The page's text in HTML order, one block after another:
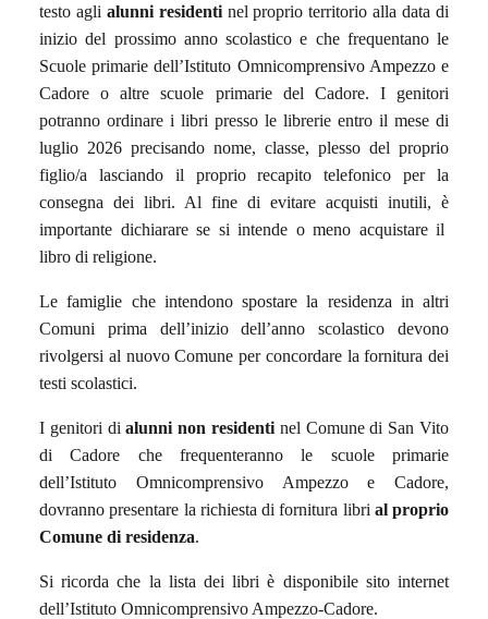
testo agli alunni residenti nel proprio territorio alla data di
inizio del prossimo anno scolastico e che frequentano le
Scuole primarie dell’Istituto Omnicomprensivo Ampezzo e
Cadore o altre scuole primarie del Cadore. I genitori
potranno ordinare i libri presso le librerie entro il mese di
luglio 2026 precisando nome, classe, plesso del proprio
figlio/a lasciando il proprio recapito telefonico per la
consegna dei libri. Al fine di evitare acquisti inutili, è
importante dichiararese si intende o meno acquistare il
libro di religione.
Le famiglie che intendono spostare la residenza in altri
Comuni prima dell’inizio dell’anno scolastico devono
rivolgersi al nuovo Comune per concordare la fornitura dei
testi scolastici.
I genitori dialunninon residenti nel Comune di San Vito
di Cadore che frequenteranno le scuole primarie
dell’Istituto Omnicomprensivo Ampezzo e Cadore,
dovranno presentare la richiesta di fornitura libri al proprio
Comune di residenza.
Si ricorda che la lista dei libri è disponibile sito internet
dell’Istituto Omnicomprensivo Ampezzo-Cadore.